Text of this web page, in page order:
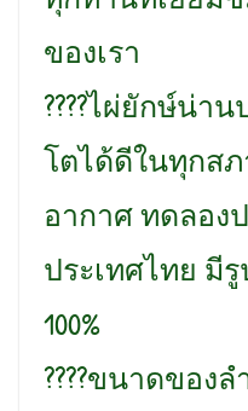
ของเรา
????ไผ่ยักษ์น่า
โตได้ดีในทุกส
อากาศ ทดลอง
ประเทศไทย มี
100%
????ขนาดของ